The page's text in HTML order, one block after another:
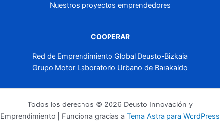
Nuestros proyectos emprendedores
COOPERAR
Red de Emprendimiento Global Deusto-Bizkaia
Grupo Motor Laboratorio Urbano de Barakaldo
Todos los derechos © 2026 Deusto Innovación y
Emprendimiento | Funciona gracias a Tema Astra para WordPress